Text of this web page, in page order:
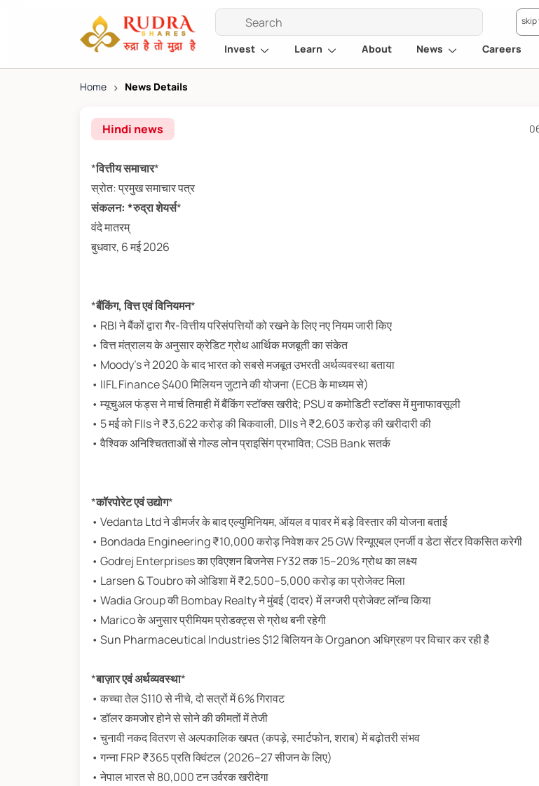
skip
Invest Learn About News Careers
Home > News Details
Hindi news
*वित्तीय समाचार*
स्रोत: प्रमुख समाचार पत्र
संकलन: *रुद्रा शेयर्स*
वंदे मातरम्
बुधवार, 6 मई 2026
*बैंकिंग, वित्त एवं विनियमन*
• RBI ने बैंकों द्वारा गैर-वित्तीय परिसंपत्तियों को रखने के लिए नए नियम जारी किए
• वित्त मंत्रालय के अनुसार क्रेडिट ग्रोथ आर्थिक मजबूती का संकेत
• Moody's ने 2020 के बाद भारत को सबसे मजबूत उभरती अर्थव्यवस्था बताया
• IIFL Finance $400 मिलियन जुटाने की योजना (ECB के माध्यम से)
• म्यूचुअल फंड्स ने मार्च तिमाही में बैंकिंग स्टॉक्स खरीदे; PSU व कमोडिटी स्टॉक्स में मुनाफावसूली
• 5 मई को FIIs ने ₹3,622 करोड़ की बिकवाली, DIIs ने ₹2,603 करोड़ की खरीदारी की
• वैश्विक अनिश्चितताओं से गोल्ड लोन प्राइसिंग प्रभावित; CSB Bank सतर्क
*कॉरपोरेट एवं उद्योग*
• Vedanta Ltd ने डीमर्जर के बाद एल्युमिनियम, ऑयल व पावर में बड़े विस्तार की योजना बताई
• Bondada Engineering ₹10,000 करोड़ निवेश कर 25 GW रिन्यूएबल एनर्जी व डेटा सेंटर विकसित करेगी
• Godrej Enterprises का एविएशन बिजनेस FY32 तक 15–20% ग्रोथ का लक्ष्य
• Larsen & Toubro को ओडिशा में ₹2,500–5,000 करोड़ का प्रोजेक्ट मिला
• Wadia Group की Bombay Realty ने मुंबई (दादर) में लग्जरी प्रोजेक्ट लॉन्च किया
• Marico के अनुसार प्रीमियम प्रोडक्ट्स से ग्रोथ बनी रहेगी
• Sun Pharmaceutical Industries $12 बिलियन के Organon अधिग्रहण पर विचार कर रही है
*बाज़ार एवं अर्थव्यवस्था*
• कच्चा तेल $110 से नीचे, दो सत्रों में 6% गिरावट
• डॉलर कमजोर होने से सोने की कीमतों में तेजी
• चुनावी नकद वितरण से अल्पकालिक खपत (कपड़े, स्मार्टफोन, शराब) में बढ़ोतरी संभव
• गन्ना FRP ₹365 प्रति क्विंटल (2026–27 सीजन के लिए)
• नेपाल भारत से 80,000 टन उर्वरक खरीदेगा